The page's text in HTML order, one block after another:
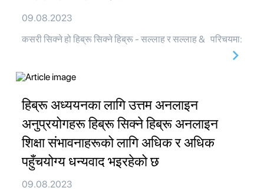
09.08.2023
कसरी सिक्ने हो हिब्रू सिक्ने हिब्रू - सल्लाह र सल्लाह & परिचयमा:
हिब्रू अध्ययनका लागि उत्तम अनलाइन
अनुप्रयोगहरू हिब्रू सिक्ने हिब्रू अनलाइन
शिक्षा संभावनाहरूको लागि अधिक र अधिक
पहुँचयोग्य धन्यवाद भइरहेको छ
09.08.2023